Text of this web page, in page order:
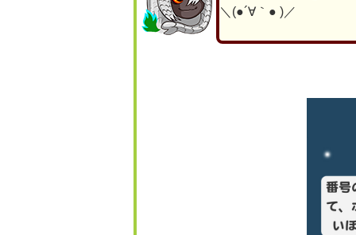
＼(●´∀｀● )／